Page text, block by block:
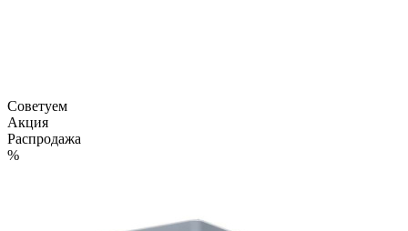
Советуем
Акция
Распродажа
%